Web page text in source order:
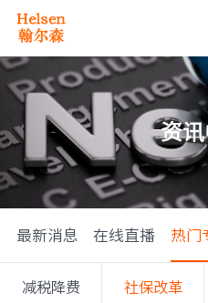
资
最新消息 在线直播 热门
减税降费 社保改革